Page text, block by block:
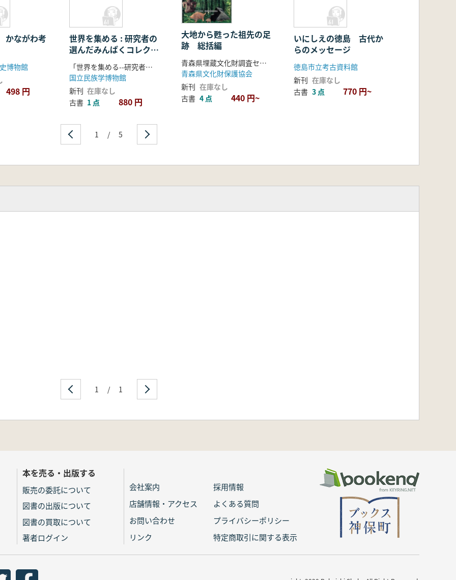
ながわ考
博物館
498 円
世界を集める : 研究者の
選んだみんぱくコレクシ
ョン
「世界を集める--研究者の選んだみんぱくコレクション」実行委員会編
国立民族学博物館
新刊 在庫なし
古書 1 点 880 円
大地から甦った祖先の足
跡 総括編
青森県埋蔵文化財調査センター編
青森県文化財保護協会
新刊 在庫なし
古書 4 点 440 円~
いにしえの徳島 古代か
らのメッセージ
徳島市立考古資料館
新刊 在庫なし
古書 3 点 770 円~
1 / 5
1 / 1
本を売る・出版する
販売の委託について
図書の出版について
図書の買取について
著者ログイン
会社案内
採用情報
店舗情報・アクセス
よくある質問
お問い合わせ
プライバシーポリシー
リンク
特定商取引に関する表示